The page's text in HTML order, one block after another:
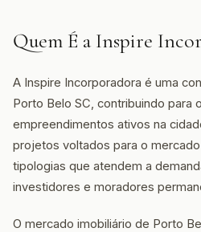
Quem É a Inspire
A Inspire Incorporadora é uma
Porto Belo SC, contribuindo para
empreendimentos ativos na
projetos voltados para o
tipologias que atendem a
investidores e moradores
O mercado imobiliário de Porto